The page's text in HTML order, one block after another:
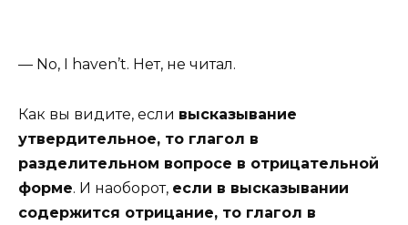
— No, I haven’t. Нет, не читал.
Как вы видите, если высказывание
утвердительное, то глагол в
разделительном вопросе в отрицательной
форме. И наоборот, если в высказывании
содержится отрицание, то глагол в